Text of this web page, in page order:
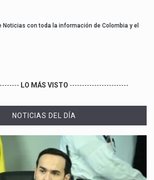
Noticias con toda la información de Colombia y el
LO MÁS VISTO ------------------------
NOTICIAS DEL DÍA